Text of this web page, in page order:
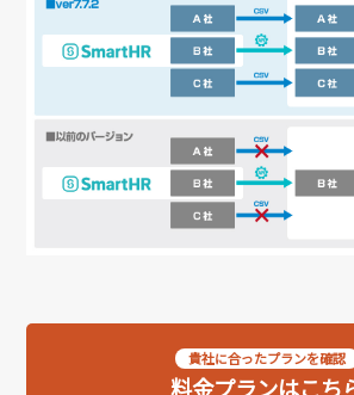
貴社に合ったプランを確認
料金プランはこち